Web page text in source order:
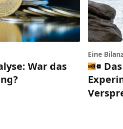
War das
Eine